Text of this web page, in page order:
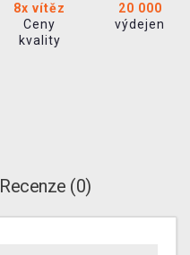
8x vítěz
Ceny
kvality
20 000
výdejen
Recenze (0)